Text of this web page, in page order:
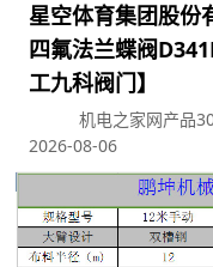
星空体育集团股份
四氟法兰蝶阀
工九科阀门】
机电之家网产品304
2026-08-06